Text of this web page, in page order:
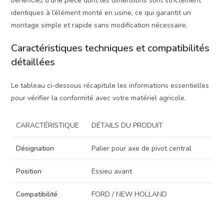
identiques à l’élément monté en usine, ce qui garantit un
montage simple et rapide sans modification nécessaire.
Caractéristiques techniques et compatibilités
détaillées
Le tableau ci-dessous récapitule les informations essentielles
pour vérifier la conformité avec votre matériel agricole.
CARACTÉRISTIQUE DÉTAILS DU PRODUIT
Désignation Palier pour axe de pivot central
Position Essieu avant
Compatibilité
FORD / NEW HOLLAND